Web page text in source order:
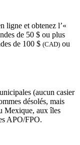
ligne et obtenez l’«
de 50 $ ou plus
de 100 $ (CAD) ou
(aucun casier
désolés, mais
Mexique, aux îles
APO/FPO.